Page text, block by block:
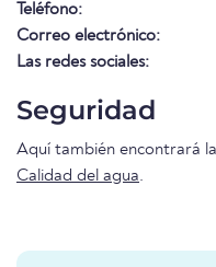
Teléfono:
Correo electrónico:
Las redes sociales:
Seguridad
Aquí también encontrará
Calidad del agua.